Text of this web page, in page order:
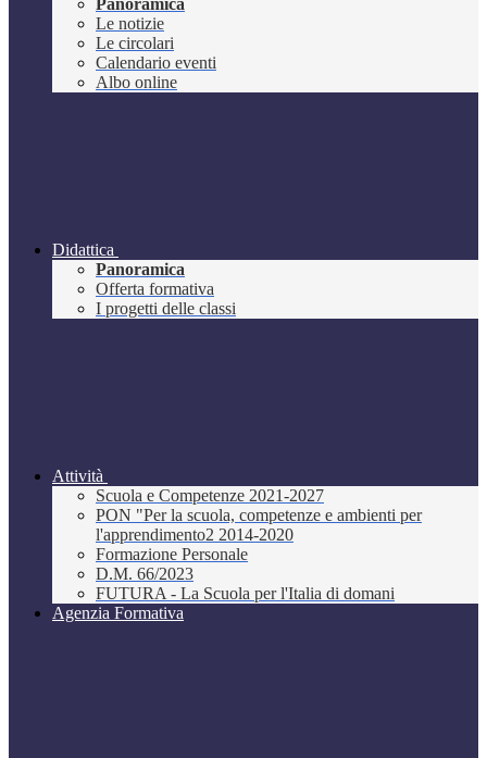
Panoramica
Le notizie
Le circolari
Calendario eventi
Albo online
Didattica
Panoramica
Offerta formativa
I progetti delle classi
Attività
Scuola e Competenze 2021-2027
PON "Per la scuola, competenze e ambienti per
l'apprendimento2 2014-2020
Formazione Personale
D.M. 66/2023
FUTURA - La Scuola per l'Italia di domani
Agenzia Formativa